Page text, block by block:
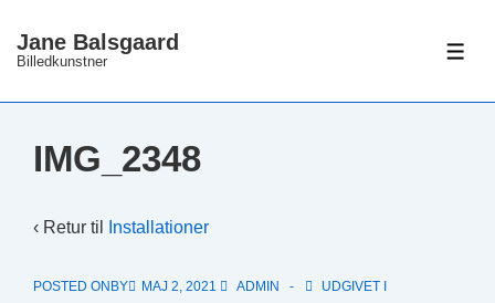
Hop
hovedindhold
Jane Balsgaard
Billedkunstner
IMG_2348
‹ Retur til Installationer
POSTED ONBY MAJ 2, 2021 ADMIN UDGIVET I